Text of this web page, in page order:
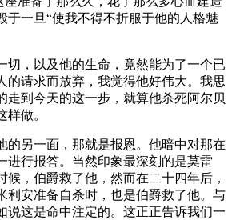
于一旦“使我不得不折服于他的人格魅
切，以及他的生命，竟然能为了一个已
的请求而放弃，我觉得他好伟大。我思
走到今天的这一步，就算他杀死阿尔贝
做。
的另一面，那就是报恩。他暗中对那在
进行报答。当然印象最深刻的是莫雷
候，伯爵救了他，然而在二十四年后，
利安准备自杀时，也是伯爵救了他。与
说这是命中注定的。这正正告诉我们一